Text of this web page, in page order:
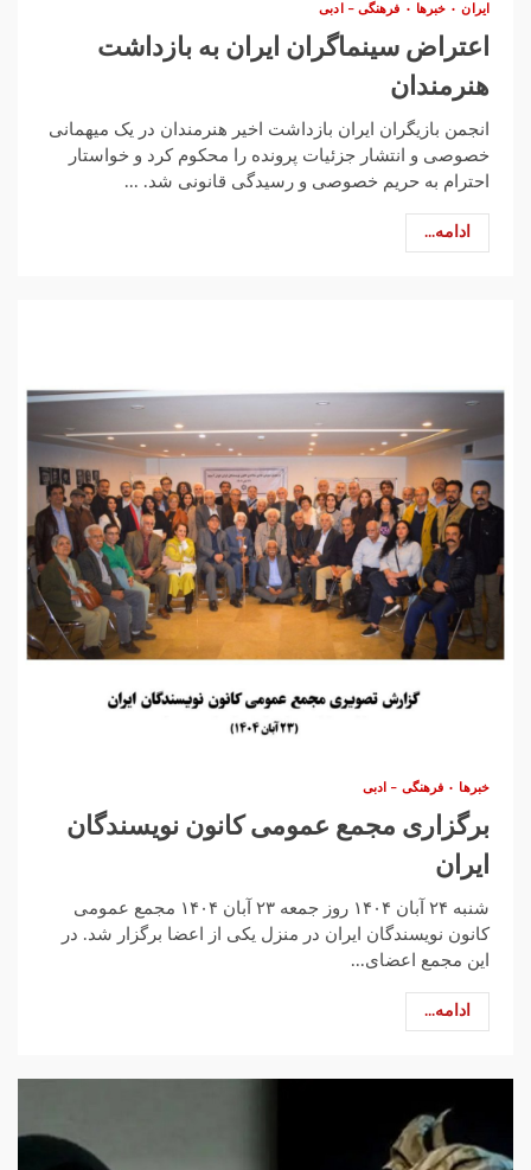
ایران خبرها فرهنگی – ادبی
اعتراض سینماگران ایران به بازداشت
هنرمندان
انجمن بازیگران ایران بازداشت اخیر هنرمندان در یک میهمانی
خصوصی و انتشار جزئیات پرونده را محکوم کرد و خواستار
احترام به حریم خصوصی و رسیدگی قانونی شد. ...
ادامه...
خبرها فرهنگی – ادبی
برگزاری مجمع عمومی کانون نویسندگان
ایران
شنبه ۲۴ آبان ۱۴۰۴ روز جمعه ۲۳ آبان ۱۴۰۴ مجمع عمومی
کانون نویسندگان ایران در منزل یکی از اعضا برگزار شد. در
این مجمع اعضای...
ادامه...